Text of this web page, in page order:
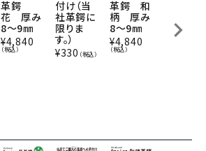
革鍔
花 厚み
8～9㎜
¥4,840
（税込）
付け（当
社革鍔に
限りま
す。）
¥330 （税込）
革鍔 和
柄 厚み
8～9㎜
¥4,840
（税込）
3,960
（税込）